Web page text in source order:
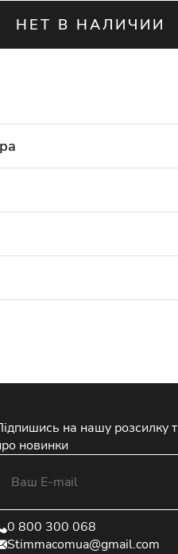
НЕТ В НАЛИЧИИ
на нашу розсилку
новинки
0 800 300 068
Stimmacomua@gmail.com